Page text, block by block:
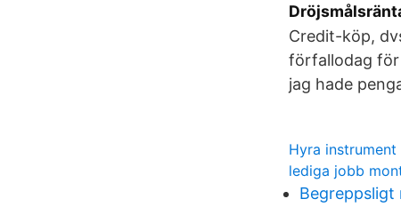
Credit-köp,
förfallodag
jag hade
Hyra instrument
lediga jobb
Begreppsligt